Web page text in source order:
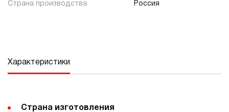
Страна производства
Россия
Характеристики
Страна изготовления